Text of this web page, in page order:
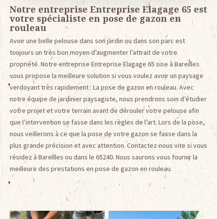
Notre entreprise Entreprise Elagage 65 est
votre spécialiste en pose de gazon en
rouleau
Avoir une belle pelouse dans son jardin ou dans son parc est
toujours un très bon moyen d’augmenter l’attrait de votre
propriété. Notre entreprise Entreprise Elagage 65 sise à Bareilles
vous propose la meilleure solution si vous voulez avoir un paysage
verdoyant très rapidement : La pose de gazon en rouleau. Avec
notre équipe de jardinier paysagiste, nous prendrons soin d’étudier
votre projet et votre terrain avant de dérouler votre pelouse afin
que l’intervention se fasse dans les règles de l’art. Lors de la pose,
nous veillerons à ce que la pose de votre gazon se fasse dans la
plus grande précision et avec attention. Contactez-nous vite si vous
résidez à Bareilles ou dans le 65240. Nous saurons vous fournir la
meilleure des prestations en pose de gazon en rouleau.